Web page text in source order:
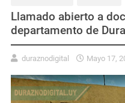
Llamado abierto a
departamento de
duraznodigital Mayo 17,